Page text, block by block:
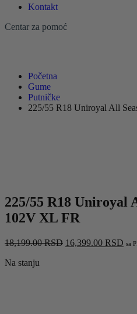
Kontakt
Centar za pomoć
Početna
Gume
Putničke
225/55 R18 Uniroyal All
225/55 R18 Uniroyal
102V XL FR
18,199.00RSD Originalna
16,399.00 RSD sa
Na stanju